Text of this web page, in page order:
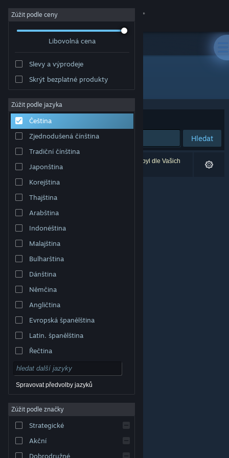
Přihlásit se
Komunita
Informace
Podpora
Změnit jazyk
Mobilní aplikace služby Steam
Desktopová verze stránky
© Valve Corporation. Všechna práva vyhrazena.
příslušných subjektů v USA a dalších zemích.
Smlouva o užívání služby Steam
Cookies
Zúžit podle ceny
Libovolná cena
Slevy a výprodeje
Skrýt bezplatné produkty
Zúžit podle jazyka
Čeština
Zjednodušená čínština
Tradiční čínština
Japonština
Korejština
Thajština
Arabština
Indonéština
Malajština
Bulharština
Dánština
Němčina
Angličtina
Evropská španělština
Latin. španělština
Řečtina
Spravovat předvolby jazyků
Zúžit podle značky
Strategické
Akční
Dobrodružné
Vydavatel: Euclid Games
Seřadit podle
Hledat
Vašemu zadání odpovídá 0 výsledků. 1 produkt byl dle Vašich
předvoleb vyloučen z výsledků vyhledávání.